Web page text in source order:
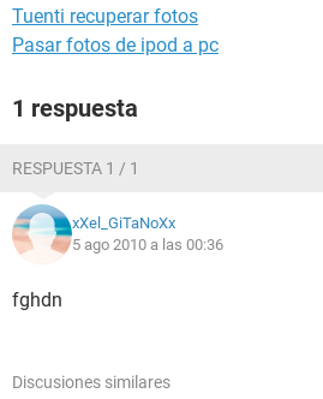
Tuenti recuperar fotos
Pasar fotos de ipod a pc
1 respuesta
RESPUESTA 1 / 1
xXel_GiTaNoXx
5 ago 2010 a las 00:36
fghdn
Discusiones similares